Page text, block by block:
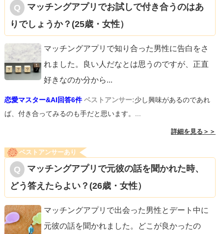
マッチングアプリでお試しで付き合うのはあ
りでしょうか？(25歳・女性）
マッチングアプリで知り合った男性に告白をさ
れました。良い人だなとは思うのですが、正直
好きなのか分から...
恋愛マスター&AI回答6件 ベストアンサー:少し興味があるのであれ
ば、付き合ってみるのも手だと思います。...
詳細を見る＞＞
ベストアンサーあり
マッチングアプリで元彼の話を聞かれた時、
どう答えたらよい？(26歳・女性）
マッチングアプリで出会った男性とデート中に
元彼の話を聞かれました。どこが良かったの